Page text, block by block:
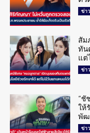
ข่า
สัม
ทัน
แต่
ข่า
“ชั
ให้
พัฒ
ข่า